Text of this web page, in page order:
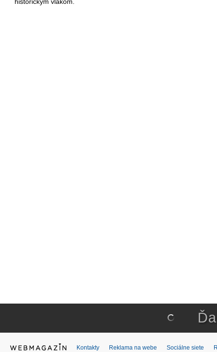
Kontakty Reklama na webe Sociálne siete